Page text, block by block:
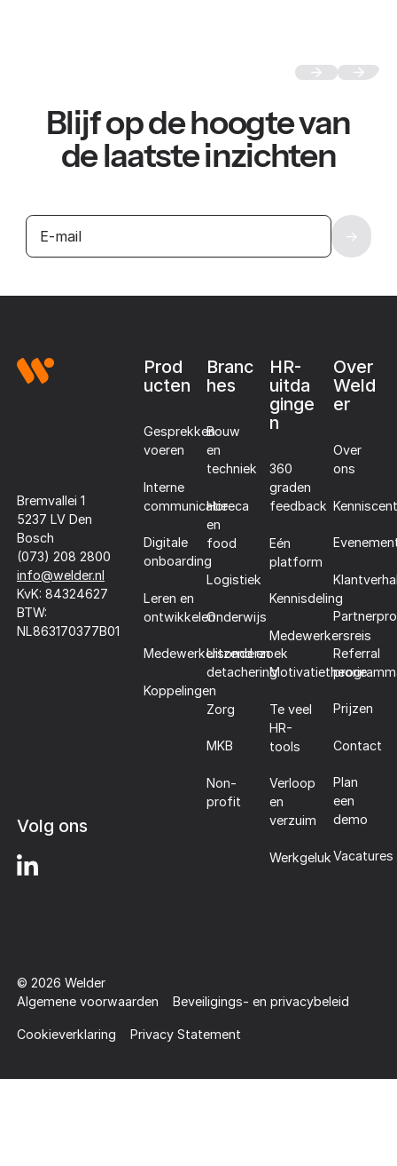
Blijf op de hoogte van
de laatste inzichten
Bremvallei 1
5237 LV Den
Bosch
(073) 208 2800
info@welder.nl
KvK: 84324627
BTW:
NL863170377B01
Volg ons
Prod
ucten
Gesprekken
voeren
Interne
communicatie
Digitale
onboarding
Leren en
ontwikkelen
Medewerkersonderzoek
Koppelingen
Branc
hes
Bouw
en
techniek
Horeca
en
food
Logistiek
Onderwijs
Uitzend en
detachering
Zorg
MKB
Non-
profit
HR-
uitda
ginge
n
360
graden
feedback
Eén
platform
Kennisdeling
Medewerkersreis
Motivatietheorie
Te veel
HR-
tools
Verloop
en
verzuim
Werkgeluk
Over
Weld
er
Over
ons
Referral
Prijzen
Contact
Plan
een
demo
Vacatures
© 2026 Welder
Algemene voorwaarden
Beveiligings- en privacybeleid
Cookieverklaring Privacy Statement